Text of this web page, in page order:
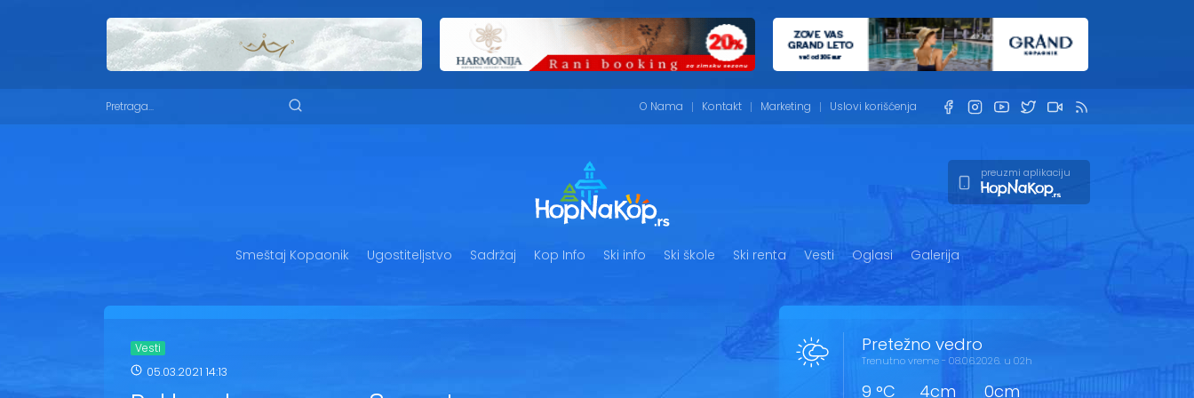
O Nama Kontakt Marketing Uslovi korišćenja
preuzmi aplikaciju
Smeštaj Kopaonik Ugostiteljstvo Sadržaj Kop Info Ski info Ski škole Ski renta Vesti Oglasi Galerija
Vesti
05.03.2021 14:13
Pretežno vedro
Trenutno vreme - 08.06.2026. u 02h
9 °C 4cm 0cm